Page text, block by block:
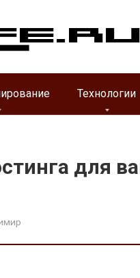
Технологии
для